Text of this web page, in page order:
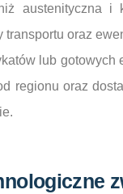
austenityczna i
oraz
lub
regionu oraz